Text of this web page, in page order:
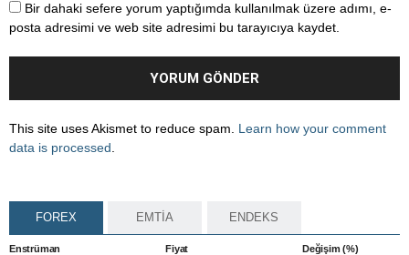
Bir dahaki sefere yorum yaptığımda kullanılmak üzere adımı, e-
posta adresimi ve web site adresimi bu tarayıcıya kaydet.
This site uses Akismet to reduce spam. Learn how your comment
data is processed
FOREX EMTİA ENDEKS
Enstrüman Fiyat Değişim (%)